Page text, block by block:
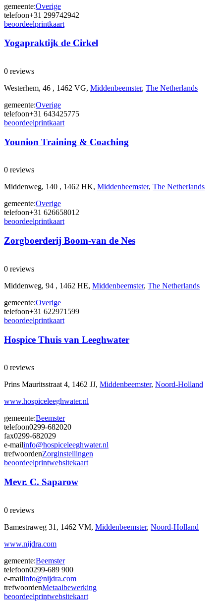
gemeente:Overige
telefoon+31 299742942
beoordeelprintkaart
Yogapraktijk de Cirkel
0 reviews
Westerhem, 46 , 1462 VG, Middenbeemster, The Netherlands
gemeente:Overige
telefoon+31 643425775
beoordeelprintkaart
Younion Training & Coaching
0 reviews
Middenweg, 140 , 1462 HK, Middenbeemster, The Netherlands
gemeente:Overige
telefoon+31 626658012
beoordeelprintkaart
Zorgboerderij Boom-van de Nes
0 reviews
Middenweg, 94 , 1462 HE, Middenbeemster, The Netherlands
gemeente:Overige
telefoon+31 622971599
beoordeelprintkaart
Hospice Thuis van Leeghwater
0 reviews
Prins Mauritsstraat 4, 1462 JJ, Middenbeemster, Noord-Holland
www.hospiceleeghwater.nl
gemeente:Beemster
telefoon0299-682020
fax0299-682029
e-mailinfo@hospiceleeghwater.nl
trefwoordenZorginstellingen
beoordeelprintwebsitekaart
Mevr. C. Saparow
0 reviews
Bamestraweg 31, 1462 VM, Middenbeemster, Noord-Holland
www.nijdra.com
gemeente:Beemster
telefoon0299-689 900
e-mailinfo@nijdra.com
trefwoordenMetaalbewerking
beoordeelprintwebsitekaart